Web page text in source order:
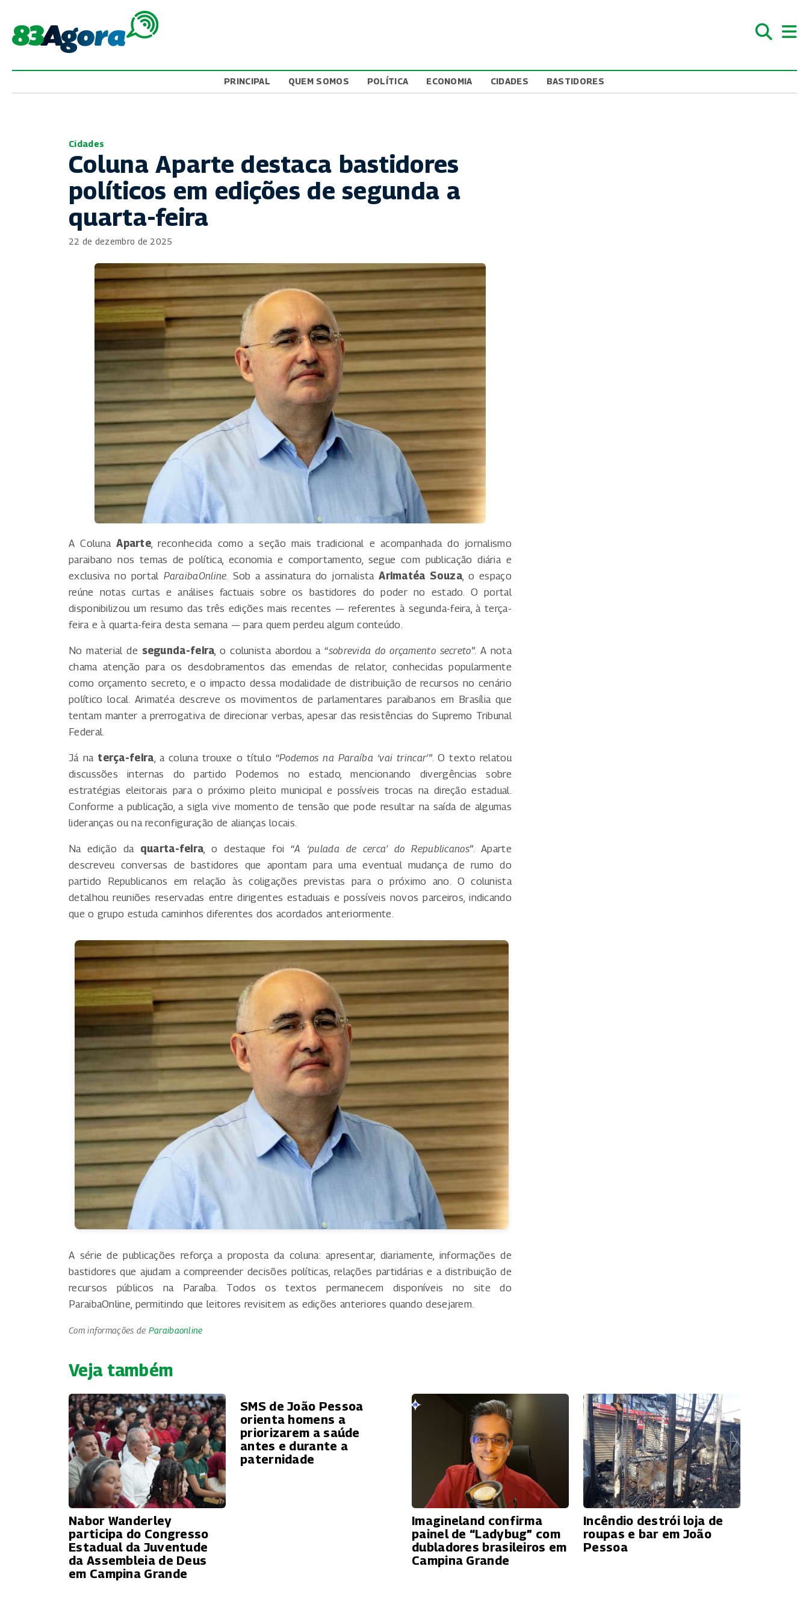
PRINCIPAL QUEM SOMOS POLÍTICA ECONOMIA CIDADES BASTIDORES
Cidades
Coluna Aparte destaca bastidores
políticos em edições de segunda a
quarta-feira
22 de dezembro de 2025
A ColunaAparte, reconhecida como a seção mais tradicional e acompanhada do jornalismo
paraibano nos temas de política, economia e comportamento, segue com publicação diária e
exclusiva no portal ParaibaOnline. Sob a assinatura do jornalistaArimatéa Souza, o espaço
reúne notas curtas e análises factuais sobre os bastidores do poder no estado. O portal
disponibilizou um resumo das três edições mais recentes — referentes à segunda-feira, à terça-
feira e à quarta-feira desta semana — para quem perdeu algum conteúdo.
No material de segunda-feira, o colunista abordou a “sobrevida do orçamento secreto”. A nota
chama atenção para os desdobramentos das emendas de relator, conhecidas popularmente
como orçamento secreto, e o impacto dessa modalidade de distribuição de recursos no cenário
político local. Arimatéa descreve os movimentos de parlamentares paraibanos em Brasília que
tentam manter a prerrogativa de direcionar verbas, apesar das resistências do Supremo Tribunal
Federal.
Já na terça-feira, a coluna trouxe o título “Podemos na Paraíba ‘vai trincar’”. O texto relatou
discussões internas do partido Podemos no estado, mencionando divergências sobre
estratégias eleitorais para o próximo pleito municipal e possíveis trocas na direção estadual.
Conforme a publicação, a sigla vive momento de tensão que pode resultar na saída de algumas
lideranças ou na reconfiguração de alianças locais.
Na edição da quarta-feira, o destaque foi “A ‘pulada de cerca’ do Republicanos”. Aparte
descreveu conversas de bastidores que apontam para uma eventual mudança de rumo do
partido Republicanos em relação às coligações previstas para o próximo ano. O colunista
detalhou reuniões reservadas entre dirigentes estaduais e possíveis novos parceiros, indicando
que o grupo estuda caminhos diferentes dos acordados anteriormente.
A série de publicações reforça a proposta da coluna: apresentar, diariamente, informações de
bastidores que ajudam a compreender decisões políticas, relações partidárias e a distribuição de
recursos públicos na Paraíba. Todos os textos permanecem disponíveis no site do
ParaibaOnline, permitindo que leitores revisitem as edições anteriores quando desejarem.
Com informações de Paraibaonline
Veja também
Nabor Wanderley
participa do Congresso
Estadual da Juventude
da Assembleia de Deus
em Campina Grande
SMS de João Pessoa
orienta homens a
priorizarem a saúde
antes e durante a
paternidade
Imagineland confirma
painel de “Ladybug” com
dubladores brasileiros em
Campina Grande
Incêndio destrói loja de
roupas e bar em João
Pessoa